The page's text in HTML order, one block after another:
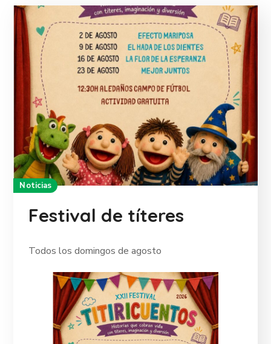
Noticias
Festival de títeres
Todos los domingos de agosto